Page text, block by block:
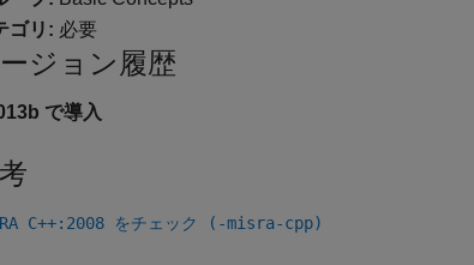
ゴリ: 必要
ジョン履歴
で導入
C++:2008 をチェック (-misra-cpp)